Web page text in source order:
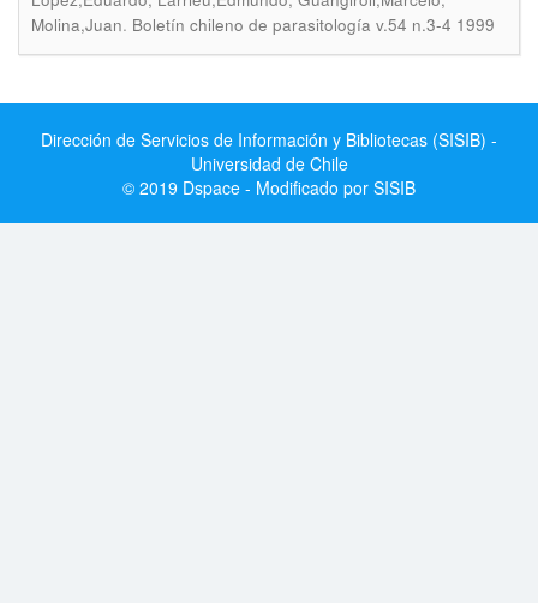
Molina,Juan. Boletín chileno de parasitología v.54 n.3-4 1999
Dirección de Servicios de Información y Bibliotecas (SISIB) -
Universidad de Chile
© 2019 Dspace - Modificado por SISIB